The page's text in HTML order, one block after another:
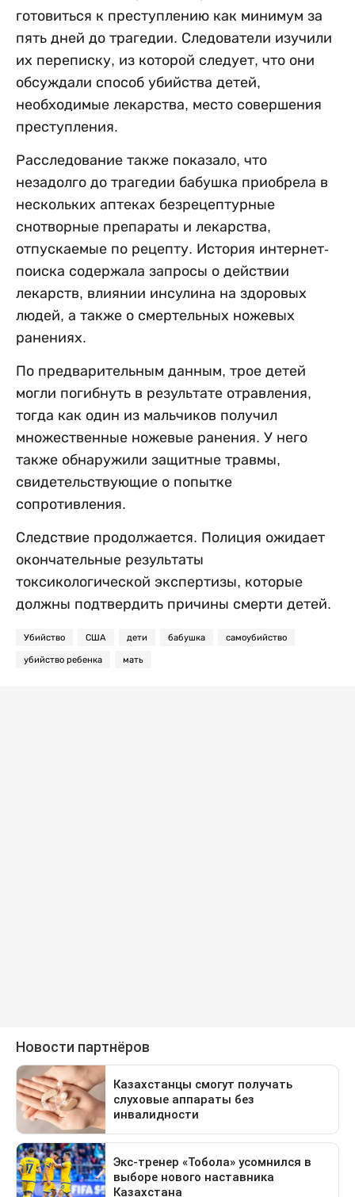
готовиться к преступлению как минимум за
пять дней до трагедии. Следователи изучили
их переписку, из которой следует, что они
обсуждали способ убийства детей,
необходимые лекарства, место совершения
преступления.
Расследование также показало, что
незадолго до трагедии бабушка приобрела в
нескольких аптеках безрецептурные
снотворные препараты и лекарства,
отпускаемые по рецепту. История интернет-
поиска содержала запросы о действии
лекарств, влиянии инсулина на здоровых
людей, а также о смертельных ножевых
ранениях.
По предварительным данным, трое детей
могли погибнуть в результате отравления,
тогда как один из мальчиков получил
множественные ножевые ранения. У него
также обнаружили защитные травмы,
свидетельствующие о попытке
сопротивления.
Следствие продолжается. Полиция ожидает
окончательные результаты
токсикологической экспертизы, которые
должны подтвердить причины смерти детей.
Убийство США дети бабушка самоубийство
убийство ребенка мать